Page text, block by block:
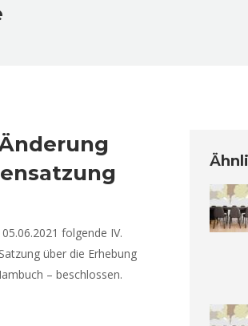
folgende IV.
über die Erhebung
– beschlossen.